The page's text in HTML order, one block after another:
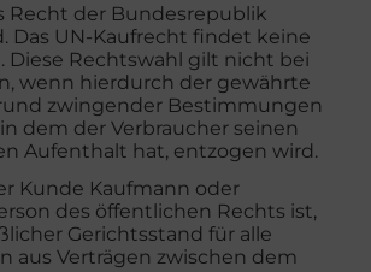
Recht der Bundesrepublik
Das UN-Kaufrecht findet keine
Diese Rechtswahl gilt nicht bei
wenn hierdurch der gewährte
zwingender Bestimmungen
dem der Verbraucher seinen
Aufenthalt hat, entzogen wird.
Kunde Kaufmann oder
des öffentlichen Rechts ist,
Gerichtsstand für alle
aus Verträgen zwischen dem